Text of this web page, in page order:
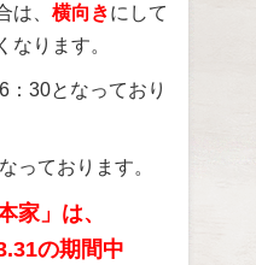
、 横向きにして
なります。
：30となっており
っております。
家」は、
の期間中